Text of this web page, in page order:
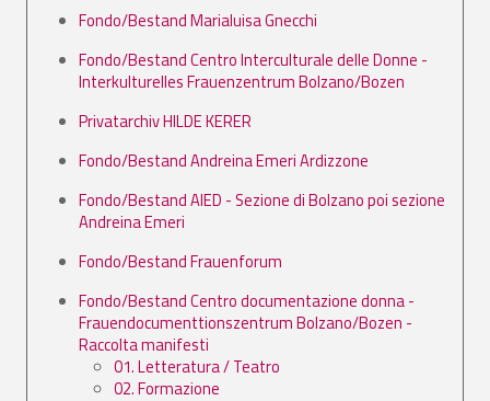
Fondo/Bestand Marialuisa Gnecchi
Fondo/Bestand Centro Interculturale delle Donne -
Interkulturelles Frauenzentrum Bolzano/Bozen
Privatarchiv HILDE KERER
Fondo/Bestand Andreina Emeri Ardizzone
Fondo/Bestand AIED - Sezione di Bolzano poi sezione
Andreina Emeri
Fondo/Bestand Frauenforum
Fondo/Bestand Centro documentazione donna -
Frauendocumenttionszentrum Bolzano/Bozen -
Raccolta manifesti
01. Letteratura / Teatro
02. Formazione